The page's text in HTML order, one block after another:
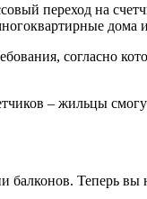
переход на
– жильцы
балконов. Теперь